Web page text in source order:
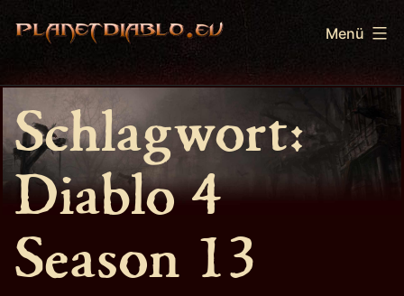
Inhalt
PlanetDiablo.eu
Menü
Schlagwort:
Diablo 4
Season 13